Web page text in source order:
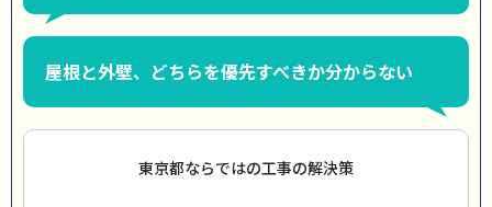
屋根と外壁、どちらを優先すべきか分からない
東京都ならではの工事の解決策